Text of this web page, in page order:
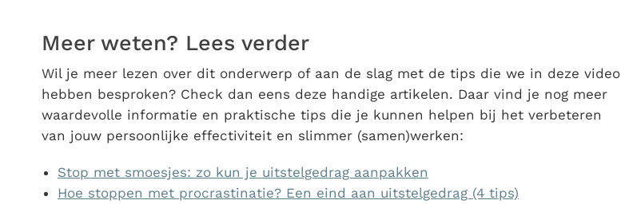
Meer weten? Lees verder
Wil je meer lezen over dit onderwerp of aan de slag met de tips die we in deze video
hebben besproken? Check dan eens deze handige artikelen. Daar vind je nog meer
waardevolle informatie en praktische tips die je kunnen helpen bij het verbeteren
van jouw persoonlijke effectiviteit en slimmer (samen)werken:
Stop met smoesjes: zo kun je uitstelgedrag aanpakken
Hoe stoppen met procrastinatie? Een eind aan uitstelgedrag (4 tips)